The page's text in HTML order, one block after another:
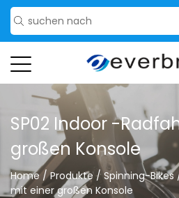
SP02 Indoor -
großen Konsole
Home/Produkte/Spinning-Bikes
mit einer großen Konsole